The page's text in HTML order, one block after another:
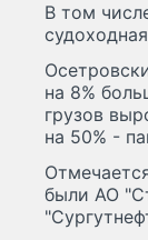
В том
на 8%
грузов
на 50% -
были АО